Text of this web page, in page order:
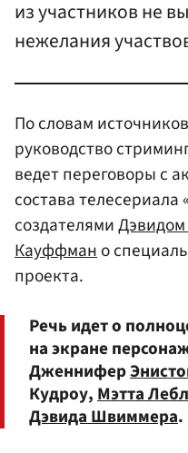
из участников не
нежелания
По словам
руководство
ведет переговоры с
состава телесериала
создателями
Кауффмано
проекта.
Речь идет о
на экране
Дженнифер
Кудроу, Мэтта
Дэвида Швиммера.